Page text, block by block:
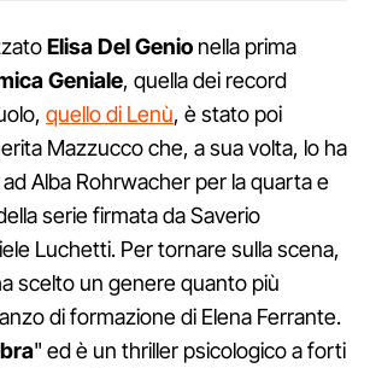
Elisa Del Genio nella prima
Geniale, quella dei record
quello di Lenù, è stato poi
Mazzucco che, a sua volta, lo ha
Alba Rohrwacher per la quarta e
serie firmata da Saverio
Luchetti. Per tornare sulla scena,
scelto un genere quanto più
di formazione di Elena Ferrante.
" ed è un thriller psicologico a forti